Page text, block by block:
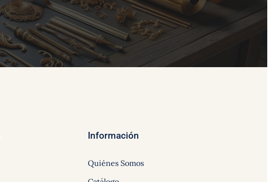
Información
Quiénes Somos